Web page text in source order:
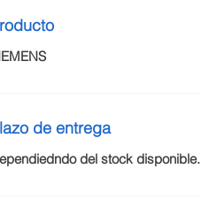
de entrega
del stock disponible.